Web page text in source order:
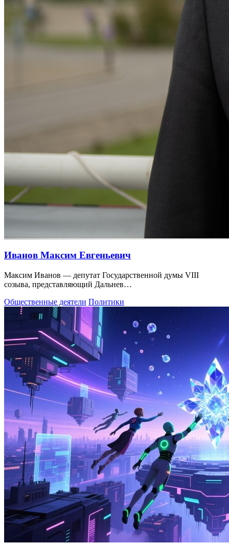
Иванов Максим Евгеньевич
Максим Иванов — депутат Государственной думы VIII
созыва, представляющий Дальнев…
Общественные деятели Политики